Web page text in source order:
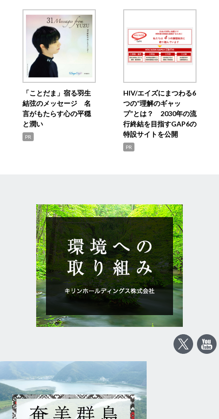
「ことだま」宿る羽生
結弦のメッセージ 名
言がもたらす心の平穏
と潤い
PR
HIV/エイズにまつわる6
つの“理解のギャッ
プ”とは？ 2030年の流
行終結を目指すGAP6の
特設サイトを公開
PR